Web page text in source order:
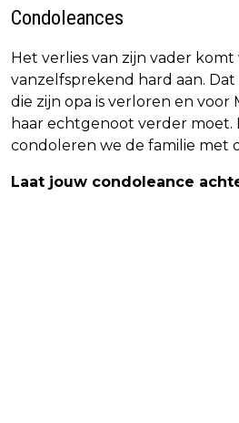
Condoleances
Het verlies van zijn vader
vanzelfsprekend hard aan.
die zijn opa is verloren en voor
haar echtgenoot verder moet.
condoleren we de familie met
Laat jouw condoleance